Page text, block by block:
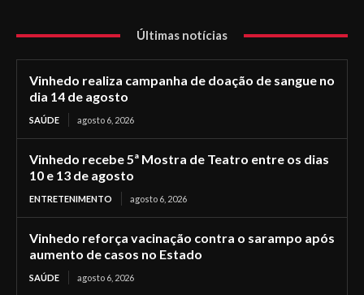
Últimas notícias
Vinhedo realiza campanha de doação de sangue no
dia 14 de agosto
SAÚDE agosto 6, 2026
Vinhedo recebe 5ª Mostra de Teatro entre os dias
10 e 13 de agosto
ENTRETENIMENTO agosto 6, 2026
Vinhedo reforça vacinação contra o sarampo após
aumento de casos no Estado
SAÚDE agosto 6, 2026